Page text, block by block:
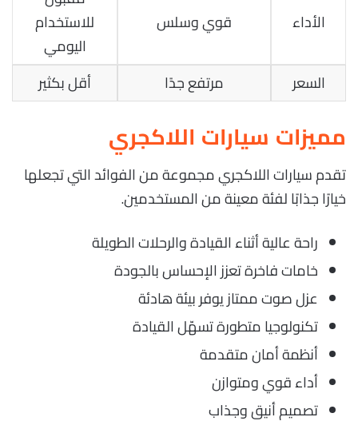
الأداء قوي وسلس
للاستخدام
اليومي
السعر
مرتفع جدًا أقل بكثير
مميزات سيارات اللاكجري
تقدم سيارات اللاكجري مجموعة من الفوائد التي تجعلها
خيارًا جذابًا لفئة معينة من المستخدمين.
راحة عالية أثناء القيادة والرحلات الطويلة
خامات فاخرة تعزز الإحساس بالجودة
عزل صوت ممتاز يوفر بيئة هادئة
تكنولوجيا متطورة تسهّل القيادة
أنظمة أمان متقدمة
أداء قوي ومتوازن
تصميم أنيق وجذاب